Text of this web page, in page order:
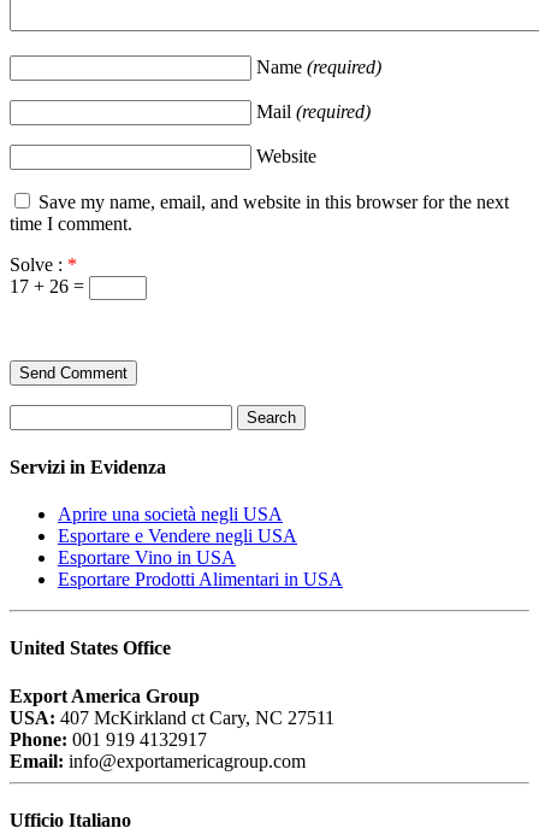
Name (required)
Mail (required)
Website
Save my name, email, and website in this browser for the next
time I comment.
Solve : *
17 + 26 =
Search
Servizi in Evidenza
Aprire una società negli USA
Esportare e Vendere negli USA
Esportare Vino in USA
Esportare Prodotti Alimentari in USA
United States Office
Export America Group
USA: 407 McKirkland ct Cary, NC 27511
Phone: 001 919 4132917
Email: info@exportamericagroup.com
Ufficio Italiano